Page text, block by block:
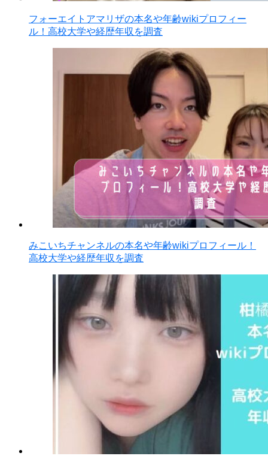
フォーエイトアマリザの本名や年齢wikiプロフィー
ル！高校大学や経歴年収を調査
みこいちチャンネルの本名や年齢wikiプロフィール！
高校大学や経歴年収を調査